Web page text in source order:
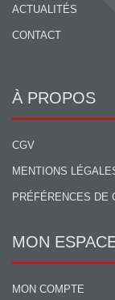
ACTUALITÉS
CONTACT
À PROPOS
CGV
MENTIONS
PRÉFÉRENCES DE
MON
MON COMPTE